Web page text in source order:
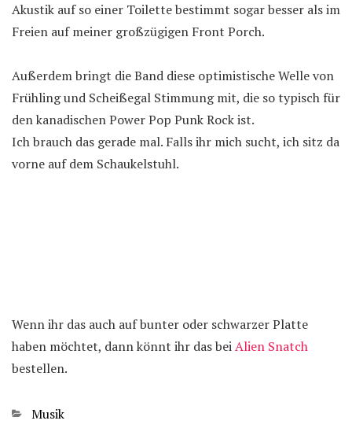
Akustik auf so einer Toilette bestimmt sogar besser als im
Freien auf meiner großzügigen Front Porch.
Außerdem bringt die Band diese optimistische Welle von
Frühling und Scheißegal Stimmung mit, die so typisch für
den kanadischen Power Pop Punk Rock ist.
Ich brauch das gerade mal. Falls ihr mich sucht, ich sitz da
vorne auf dem Schaukelstuhl.
Wenn ihr das auch auf bunter oder schwarzer Platte
haben möchtet, dann könnt ihr das beiAlien Snatch
bestellen.
Kategorien
Musik